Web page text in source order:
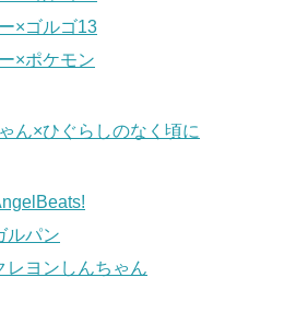
×ゴルゴ13
×ポケモン
ん×ひぐらしのなく頃に
ルパン
レヨンしんちゃん